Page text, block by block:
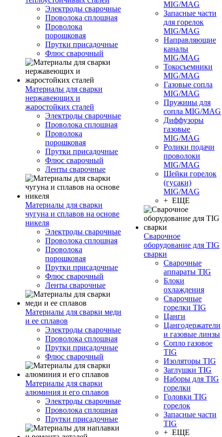
Электроды сварочные
Проволока сплошная
Проволока
порошковая
Прутки присадочные
Флюс сварочный
Материалы для сварки
нержавеющих и
жаростойких сталей
Электроды сварочные
Проволока сплошная
Проволока
порошковая
Прутки присадочные
Флюс сварочный
Ленты сварочные
Материалы для сварки
чугуна и сплавов на основе
никеля
Электроды сварочные
Проволока сплошная
Проволока
порошковая
Прутки присадочные
Флюс сварочный
Ленты сварочные
Материалы для сварки меди
и ее сплавов
Электроды сварочные
Проволока сплошная
Прутки присадочные
Флюс сварочный
Материалы для сварки
алюминия и его сплавов
Электроды сварочные
Проволока сплошная
Прутки присадочные
MIG/MAG
Запасные части
для горелок
MIG/MAG
Направляющие
каналы
MIG/MAG
Токосъемники
MIG/MAG
Газовые сопла
MIG/MAG
Пружины для
сопла MIG/MAG
Диффузоры
газовые
MIG/MAG
Ролики подачи
проволоки
MIG/MAG
Шейки горелок
(гусаки)
MIG/MAG
+ ЕЩЕ
Сварочное
оборудование для TIG
сварки
Сварочные
аппараты TIG
Блоки
охлаждения
Сварочные
горелки TIG
Цанги
Цангодержатели
и газовые линзы
Сопло газовое
TIG
Изоляторы TIG
Заглушки TIG
Наборы для TIG
горелки
Головки TIG
горелок
Запасные части
TIG
+ ЕЩЕ